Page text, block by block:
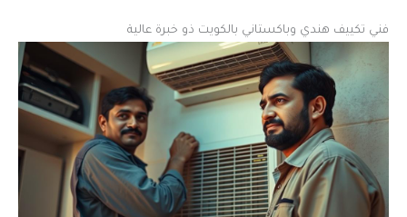
فني تكييف هندي وباكستاني بالكويت ذو خبرة عالية